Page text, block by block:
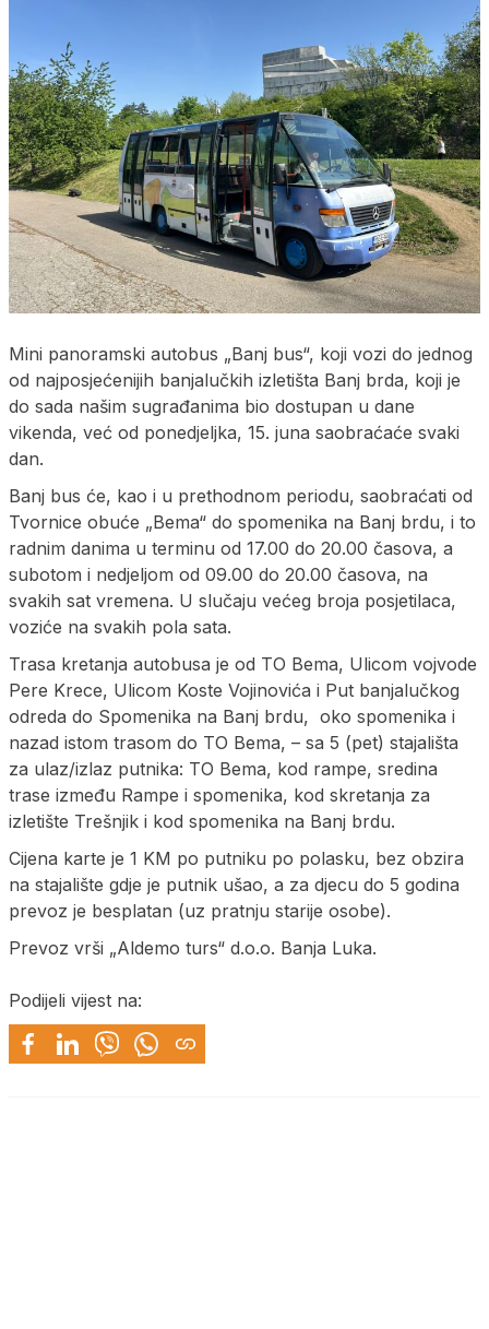
Mini panoramski autobus „Banj bus“, koji vozi do jednog
od najposjećenijih banjalučkih izletišta Banj brda, koji je
do sada našim sugrađanima bio dostupan u dane
vikenda, već od ponedjeljka, 15. juna saobraćaće svaki
dan.
Banj bus će, kao i u prethodnom periodu, saobraćati od
Tvornice obuće „Bema“ do spomenika na Banj brdu, i to
radnim danima u terminu od 17.00 do 20.00 časova, a
subotom i nedjeljom od 09.00 do 20.00 časova, na
svakih sat vremena. U slučaju većeg broja posjetilaca,
voziće na svakih pola sata.
Trasa kretanja autobusa je od TO Bema, Ulicom vojvode
Pere Krece, Ulicom Koste Vojinovića i Put banjalučkog
odreda do Spomenika na Banj brdu, oko spomenika i
nazad istom trasom do TO Bema, – sa 5 (pet) stajališta
za ulaz/izlaz putnika: TO Bema, kod rampe, sredina
trase između Rampe i spomenika, kod skretanja za
izletište Trešnjik i kod spomenika na Banj brdu.
Cijena karte je 1 KM po putniku po polasku, bez obzira
na stajalište gdje je putnik ušao, a za djecu do 5 godina
prevoz je besplatan (uz pratnju starije osobe).
Prevoz vrši „Aldemo turs“ d.o.o. Banja Luka.
Podijeli vijest na: